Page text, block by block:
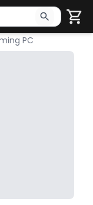
Göndərmək
PC